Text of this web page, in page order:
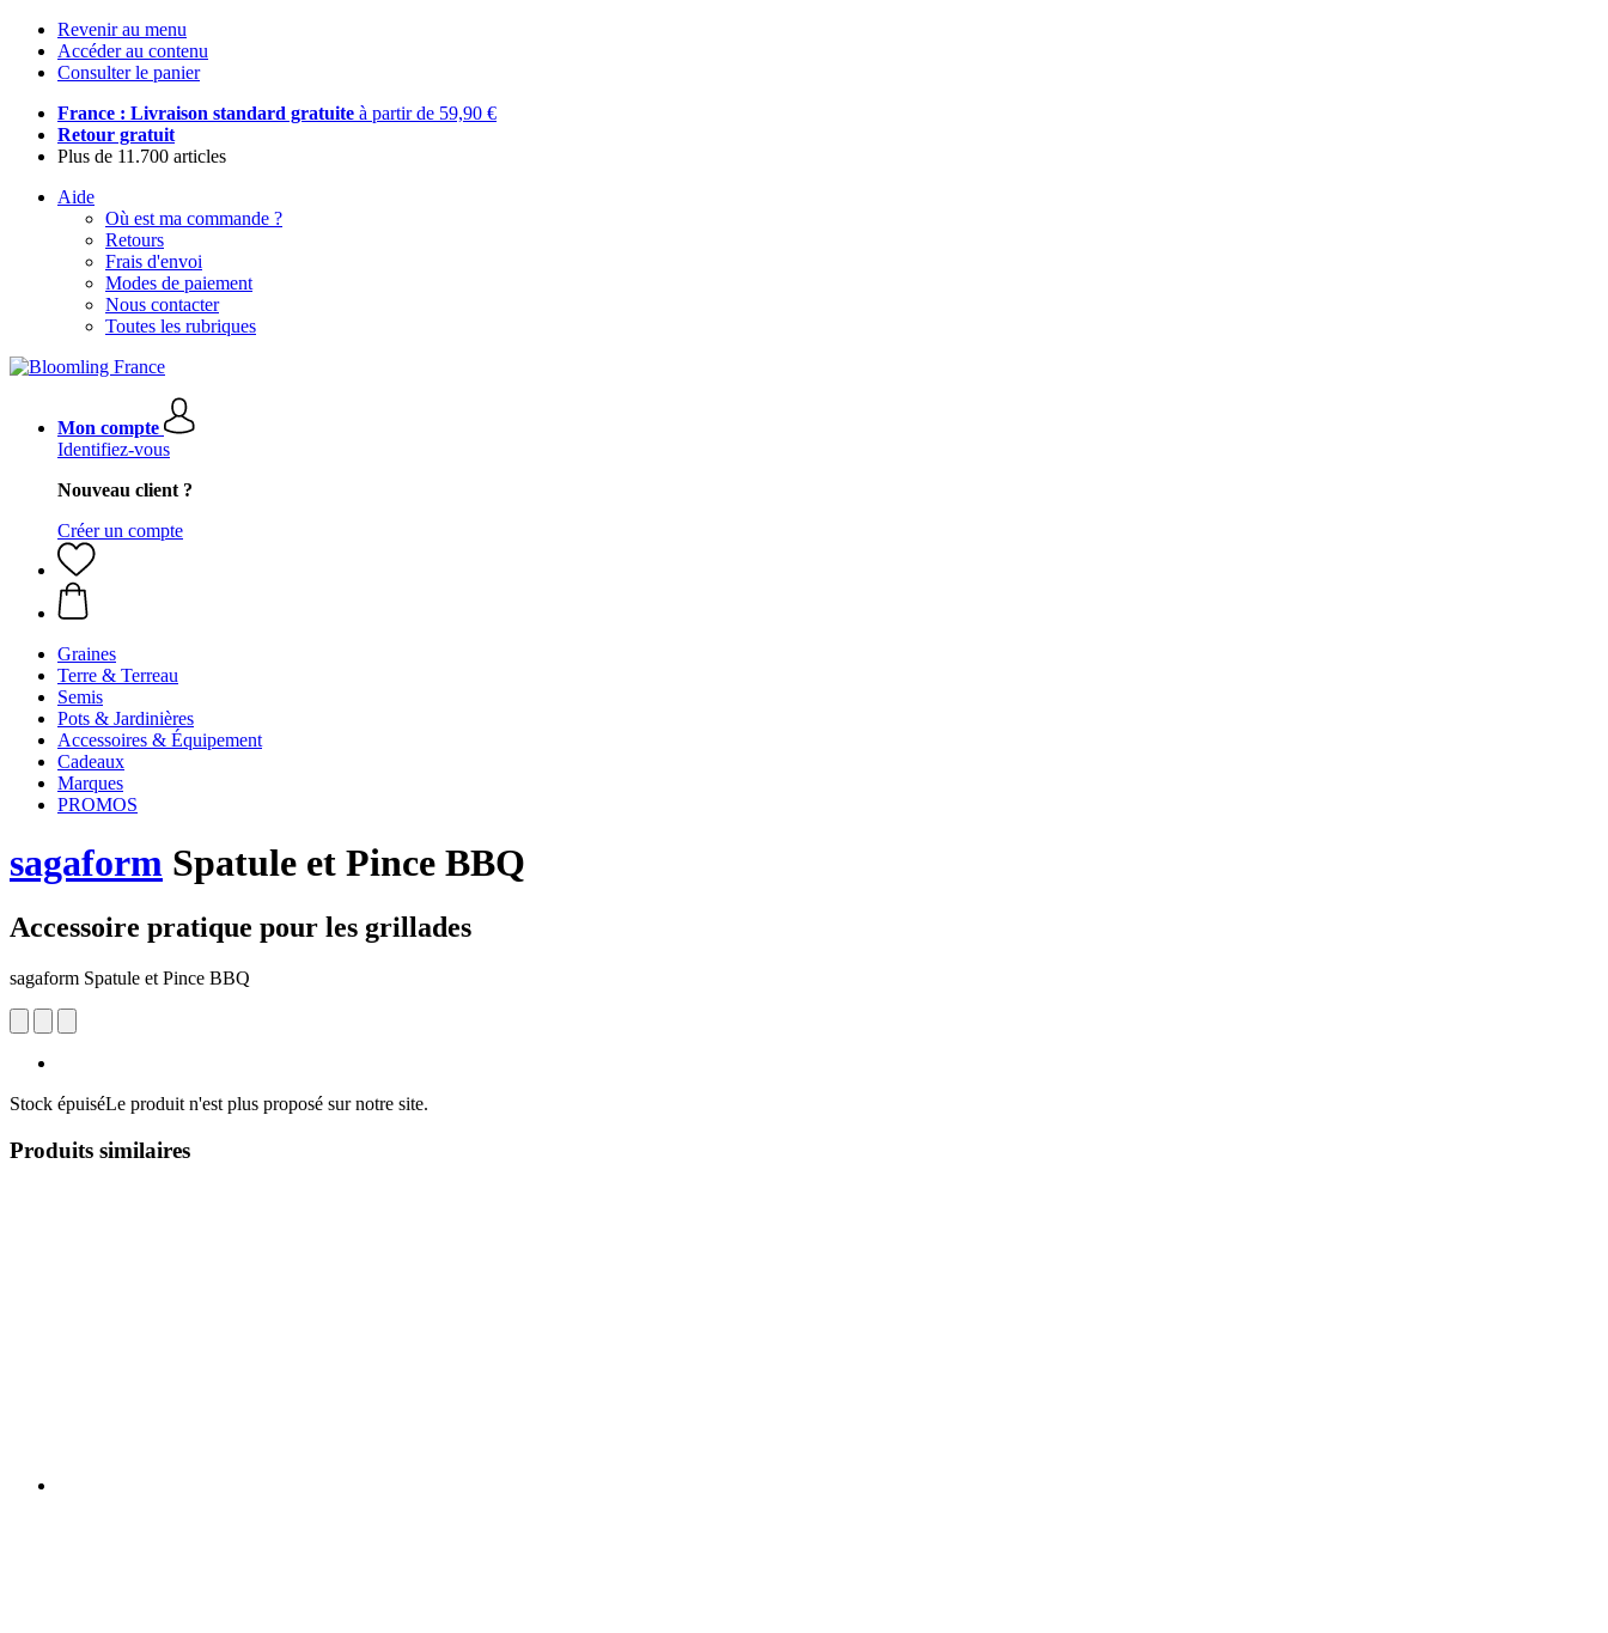
Revenir au menu
Accéder au contenu
Consulter le panier
France : Livraison standard gratuite à partir de 59,90 €
Retour gratuit
Plus de 11.700 articles
Aide
Où est ma commande ?
Retours
Frais d'envoi
Modes de paiement
Nous contacter
Toutes les rubriques
Mon compte
Identifiez-vous
Nouveau client ?
Créer un compte
Graines
Terre & Terreau
Semis
Pots & Jardinières
Accessoires & Équipement
Cadeaux
Marques
PROMOS
sagaform Spatule et Pince BBQ
Accessoire pratique pour les grillades
sagaform Spatule et Pince BBQ
Stock épuiséLe produit n'est plus proposé sur notre site.
Produits similaires